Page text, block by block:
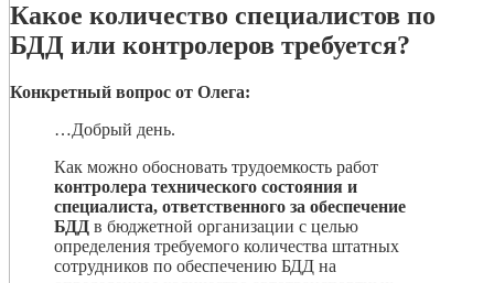
Какое количество специалистов по
БДД или контролеров требуется?
Конкретный вопрос от Олега:
…Добрый день.
Как можно обосновать трудоемкость работ
контролера технического состояния и
специалиста, ответственного за обеспечение
БДД в бюджетной организации с целью
определения требуемого количества штатных
сотрудников по обеспечению БДД на